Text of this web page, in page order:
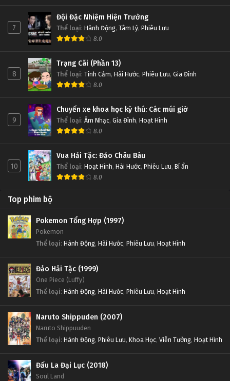
Linh Hồn Bạc phần 1 Tập Tập 212
Tập Tập 212
Linh Hồn Bạc phần 1 Tập Tập 211
Tập Tập 211
Tập Tập 210
Tập Tập 209
Linh Hồn Bạc phần 1 Tập Tập 208
Linh Hồn Bạc phần 1 Tập Tập 207
Tập Tập 207
Linh Hồn Bạc phần 1 Tập Tập 206
Tập Tập 206
Tập Tập 205
Linh Hồn Bạc phần 1 Tập Tập 204
Linh Hồn Bạc phần 1 Tập Tập 218
Tập Tập 218
Linh Hồn Bạc phần 1 Tập Tập 217
Tập Tập 217
Tập Tập 216
Tập Tập 215
Linh Hồn Bạc phần 1 Tập Tập 214
Linh Hồn Bạc phần 1 Tập Tập 213
Linh Hồn Bạc phần 1 Tập Tập 212
Tập Tập 212
Tập Tập 211
Linh Hồn Bạc phần 1 Tập Tập 210
Tập Tập 210
7
Đội Đặc Nhiệm Hiện Trường
Thể loại: Hành Động, Tâm Lý, Phiêu Lưu
8.0
8
Trạng Cãi (Phần 13)
Thể loại: Tình Cảm, Hài Hước, Phiêu Lưu, Gia Đình
8.0
9
Chuyến xe khoa học kỳ thú: Các múi giờ
Thể loại: Âm Nhạc, Gia Đình, Hoạt Hình
8.0
10
Vua Hải Tặc: Đảo Châu Báu
Thể loại: Hoạt Hình, Hài Hước, Phiêu Lưu, Bí ẩn
8.0
Top phim bộ
Pokemon Tổng Hợp (1997)
Pokemon
Thể loại: Hành Động, Hài Hước, Phiêu Lưu, Hoạt Hình
Đảo Hải Tặc (1999)
One Piece (Luffy)
Thể loại: Hành Động, Hài Hước, Phiêu Lưu, Hoạt Hình
Naruto Shippuden (2007)
Naruto Shippuuden
Thể loại: Hành Động, Phiêu Lưu, Khoa Học, Viễn Tưởng, Hoạt Hình
Đấu La Đại Lục (2018)
Soul Land